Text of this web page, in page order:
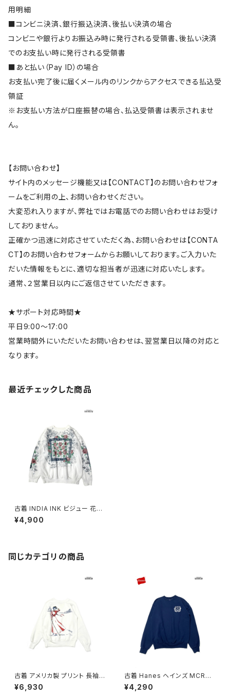
用明細
■コンビニ決済、銀行振込決済、後払い決済の場合
コンビニや銀行よりお振込み時に発行される受領書、後払い決済
でのお支払い時に発行される受領書
■あと払い（Pay ID）の場合
お支払い完了後に届くメール内のリンクからアクセスできる払込受
領証
※お支払い方法が口座振替の場合、払込受領書は表示されませ
ん。
【お問い合わせ】
サイト内のメッセージ機能又は【CONTACT】のお問い合わせフォ
ームをご利用の上、お問い合わせください。
大変恐れ入りますが、弊社ではお電話でのお問い合わせはお受け
しておりません。
正確かつ迅速に対応させていただく為、お問い合わせは【CONTA
CT】のお問い合わせフォームからお願いしております。ご入力いた
だいた情報をもとに、適切な担当者が迅速に対応いたします。
通常、２営業日以内にご返信させていただきます。
★サポート対応時間★
平日9:00～17:00
営業時間外にいただいたお問い合わせは、翌営業日以降の対応と
なります。
最近チェックした商品
古着 INDIA INK ビジュー 花柄
プリント コットン 長袖 スウェッ
ト トレーナー 白 (ttu2501078)
¥4,900
同じカテゴリの商品
古着 アメリカ製 プリント 長袖
スウェット トレーナー 白 (ttu26
02017)
¥6,930
古着 Hanes ヘインズ MCRD
San Diego ロゴ 長袖 スウェッ
ト トレーナー 紺 (ttu260302
¥4,290